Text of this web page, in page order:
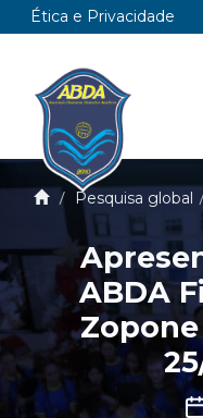
Ética e Privacidade
Pesquisa global
ABDA